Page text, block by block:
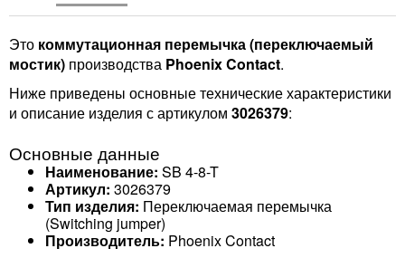
Это коммутационная перемычка (переключаемый
мостик) производства Phoenix Contact.
Ниже приведены основные технические характеристики
и описание изделия с артикулом 3026379:
Основные данные
Наименование: SB 4-8-T
Артикул: 3026379
Тип изделия: Переключаемая перемычка
(Switching jumper)
Производитель: Phoenix Contact